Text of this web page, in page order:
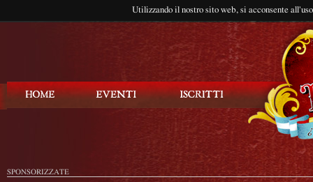
Utilizzando il nostro sito web, si acconsente
SPONSORIZZATE